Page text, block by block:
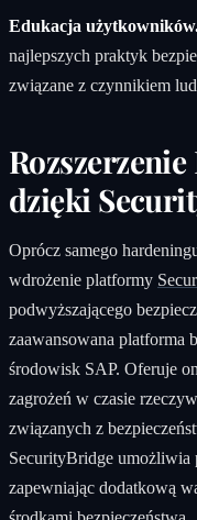
Edukacja
najlepszych praktyk
związane z czynnikiem
dzięki
Oprócz samego
wdrożenie platformy
podwyższającego
zaawansowana platforma
środowisk SAP. Oferuje
zagrożeń w czasie
związanych z
SecurityBridge umożliwia
zapewniając dodatkową